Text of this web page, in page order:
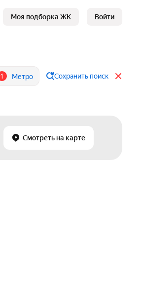
Моя подборка ЖК Войти
1 Метро Сохранить поиск
Смотреть на карте